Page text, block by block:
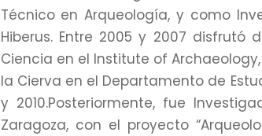
Técnico en Arqueología, y como
Hiberus. Entre 2005 y 2007
Ciencia en el Institute of
la Cierva en el Departamento de
y 2010.Posteriormente, fue
Zaragoza, con el proyecto